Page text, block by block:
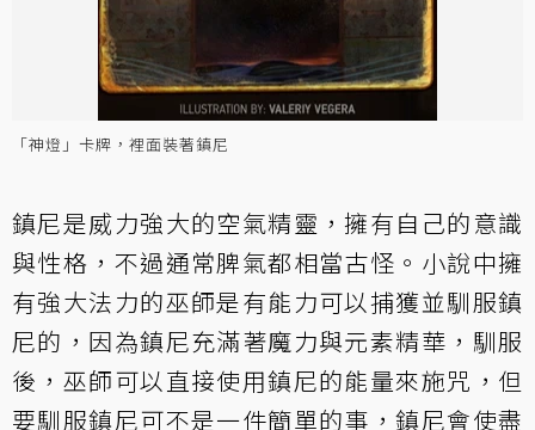
「神燈」卡牌，裡面裝著鎮尼
鎮尼是威力強大的空氣精靈，擁有自己的意識
與性格，不過通常脾氣都相當古怪。小說中擁
有強大法力的巫師是有能力可以捕獲並馴服鎮
尼的，因為鎮尼充滿著魔力與元素精華，馴服
後，巫師可以直接使用鎮尼的能量來施咒，但
要馴服鎮尼可不是一件簡單的事，鎮尼會使盡